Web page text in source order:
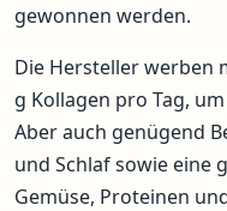
gewonnen werden.
Die Hersteller werben
g Kollagen pro Tag,
Aber auch genügend
und Schlaf sowie eine
Gemüse, Proteinen